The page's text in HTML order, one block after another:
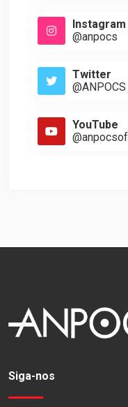
Instagram
@anpocs
Twitter
@ANPOCS
YouTube
@anpocsof
Siga-nos